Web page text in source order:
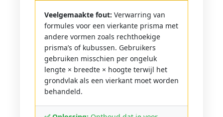
Veelgemaakte fout: Verwarring van
formules voor een vierkante prisma met
andere vormen zoals rechthoekige
prisma’s of kubussen. Gebruikers
gebruiken misschien per ongeluk
lengte × breedte × hoogte terwijl het
grondvlak als een vierkant moet worden
behandeld.